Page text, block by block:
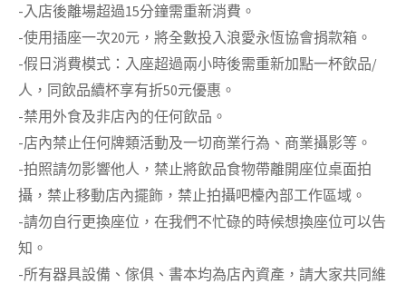
-入店後離場超過15分鐘需重新消費。
-使用插座一次20元，將全數投入浪愛永恆協會捐款箱。
-假日消費模式：入座超過兩小時後需重新加點一杯飲品/
人，同飲品續杯享有折50元優惠。
-禁用外食及非店內的任何飲品。
-店內禁止任何牌類活動及一切商業行為、商業攝影等。
-拍照請勿影響他人，禁止將飲品食物帶離開座位桌面拍
攝，禁止移動店內擺飾，禁止拍攝吧檯內部工作區域。
-請勿自行更換座位，在我們不忙碌的時候想換座位可以告
知。
-所有器具設備、傢俱、書本均為店內資產，請大家共同維